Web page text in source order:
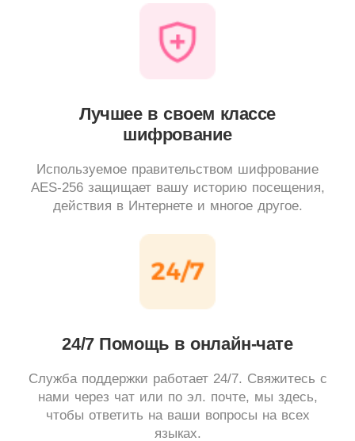
Лучшее в своем классе
шифрование
Используемое правительством шифрование
AES-256 защищает вашу историю посещения,
действия в Интернете и многое другое.
24/7 Помощь в онлайн-чате
Служба поддержки работает 24/7. Свяжитесь с
нами через чат или по эл. почте, мы здесь,
чтобы ответить на ваши вопросы на всех
языках.